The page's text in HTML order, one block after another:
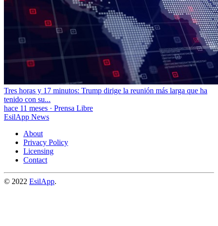
Tres horas y 17 minutos: Trump dirige la reunión más larga que ha
tenido con su...
hace 11 meses · Prensa Libre
EsilApp News
About
Privacy Policy
Licensing
Contact
© 2022 EsilApp.